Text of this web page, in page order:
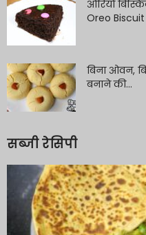
ओरियो
Oreo
बिना ओवन,
बनाने की...
सब्जी रेसिपी